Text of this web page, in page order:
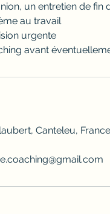
un entretien de fin
au travail
urgente
avant
Canteleu, France